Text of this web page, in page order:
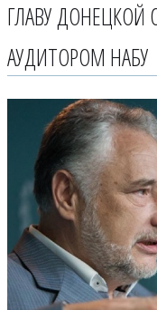
ГЛАВУ ДОНЕЦКОЙ
АУДИТОРОМ НАБУ